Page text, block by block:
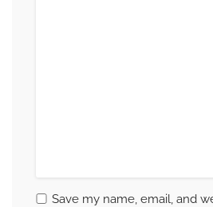
Save my name, email, and